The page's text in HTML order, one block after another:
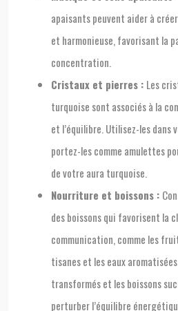
apaisants peuvent aider à
et harmonieuse, favorisant la
concentration.
Cristaux et pierres : Les
turquoise sont associés à la
et l’équilibre. Utilisez-les dans
portez-les comme amulettes
de votre aura turquoise.
Nourriture et boissons :
des boissons qui favorisent la
communication, comme les
tisanes et les eaux
transformés et les boissons
perturber l’équilibre